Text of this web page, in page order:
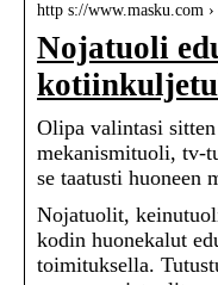
http s://www.masku.com
Nojatuoli
Olipa valintasi
mekanismituoli, tv-
se taatusti huoneen
Nojatuolit,
kodin huonekalut
toimituksella.